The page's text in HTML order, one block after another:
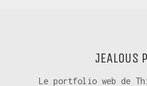
JEALOUS
Le portfolio web de